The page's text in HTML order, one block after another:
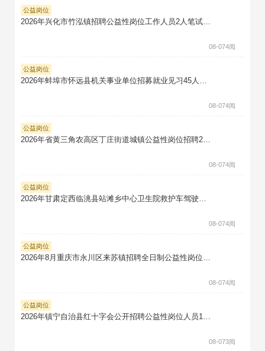
公益岗位
4阅
08-07
公益岗位
4阅
08-07
公益岗位
4阅
08-07
公益岗位
4阅
08-07
公益岗位
4阅
08-07
公益岗位
3阅
08-07